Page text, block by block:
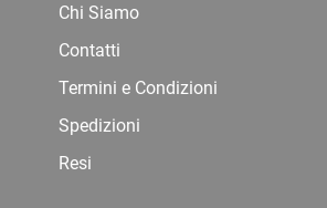
Chi Siamo
Contatti
Termini e Condizioni
Spedizioni
Resi